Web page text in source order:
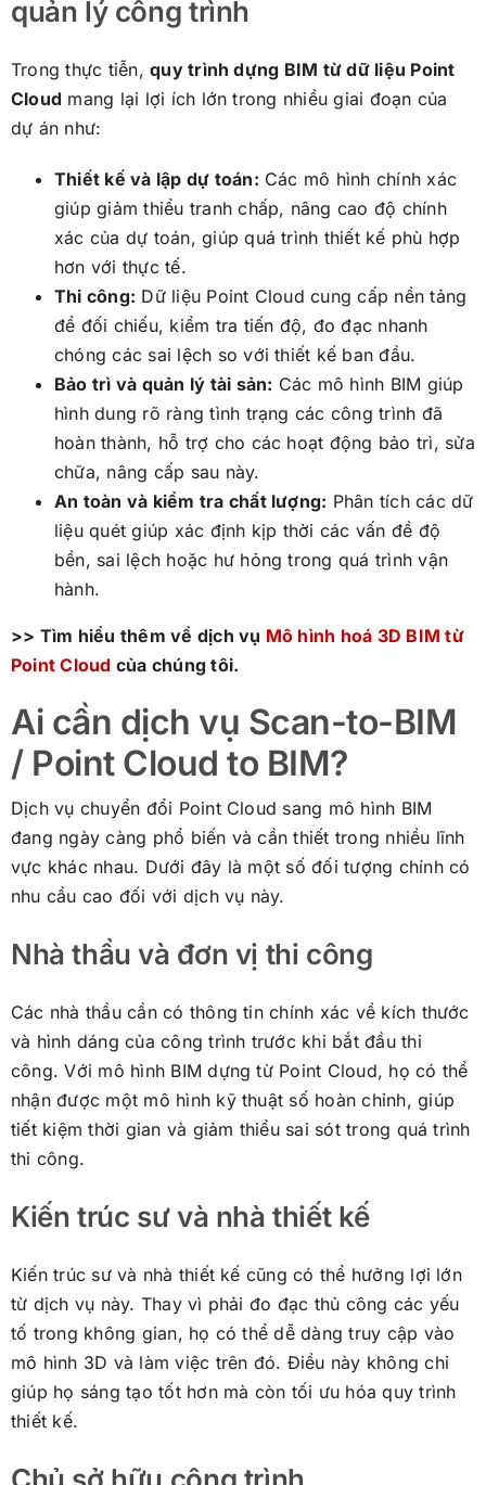
quản lý công trình
Trong thực tiễn,quy trình dựng BIM từ dữ liệu Point
Cloud mang lại lợi ích lớn trong nhiều giai đoạn của
dự án như:
Thiết kế và lập dự toán: Các mô hình chính xác
giúp giảm thiểu tranh chấp, nâng cao độ chính
xác của dự toán, giúp quá trình thiết kế phù hợp
hơn với thực tế.
Thi công: Dữ liệu Point Cloud cung cấp nền tảng
để đối chiếu, kiểm tra tiến độ, đo đạc nhanh
chóng các sai lệch so với thiết kế ban đầu.
Bảo trì và quản lý tài sản: Các mô hình BIM giúp
hình dung rõ ràng tình trạng các công trình đã
hoàn thành, hỗ trợ cho các hoạt động bảo trì, sửa
chữa, nâng cấp sau này.
An toàn và kiểm tra chất lượng: Phân tích các dữ
liệu quét giúp xác định kịp thời các vấn đề độ
bền, sai lệch hoặc hư hỏng trong quá trình vận
hành.
>> Tìm hiểu thêm về dịch vụ Mô hình hoá 3D BIM từ
Point Cloud của chúng tôi.
Ai cần dịch vụ Scan-to-BIM
/ Point Cloud to BIM?
Dịch vụ chuyển đổi Point Cloud sang mô hình BIM
đang ngày càng phổ biến và cần thiết trong nhiều lĩnh
vực khác nhau. Dưới đây là một số đối tượng chính có
nhu cầu cao đối với dịch vụ này.
Nhà thầu và đơn vị thi công
Các nhà thầu cần có thông tin chính xác về kích thước
và hình dáng của công trình trước khi bắt đầu thi
công. Với mô hình BIM dựng từ Point Cloud, họ có thể
nhận được một mô hình kỹ thuật số hoàn chỉnh, giúp
tiết kiệm thời gian và giảm thiểu sai sót trong quá trình
thi công.
Kiến trúc sư và nhà thiết kế
Kiến trúc sư và nhà thiết kế cũng có thể hưởng lợi lớn
từ dịch vụ này. Thay vì phải đo đạc thủ công các yếu
tố trong không gian, họ có thể dễ dàng truy cập vào
mô hình 3D và làm việc trên đó. Điều này không chỉ
giúp họ sáng tạo tốt hơn mà còn tối ưu hóa quy trình
thiết kế.